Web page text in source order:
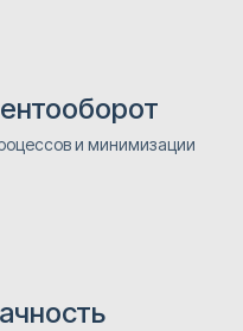
и минимизации